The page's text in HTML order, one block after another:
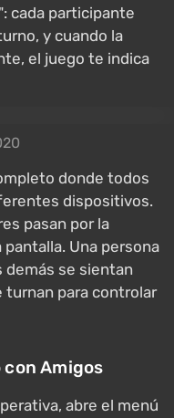
cada participante
y cuando la
el juego te indica
donde todos
dispositivos.
pasan por la
Una persona
demás se sientan
turnan para controlar
con Amigos
abre el menú